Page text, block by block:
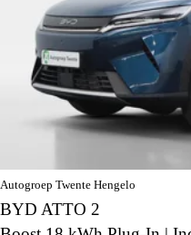
Autogroep Twente Hengelo
BYD ATTO 2